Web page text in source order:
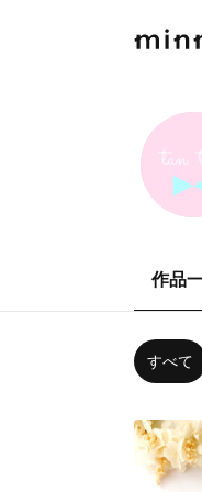
作品
すべて